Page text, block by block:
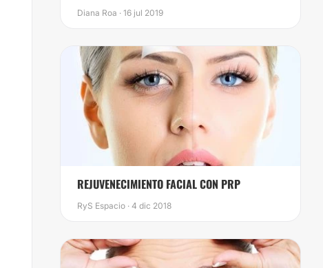
Diana Roa · 16 jul 2019
REJUVENECIMIENTO FACIAL CON PRP
RyS Espacio · 4 dic 2018